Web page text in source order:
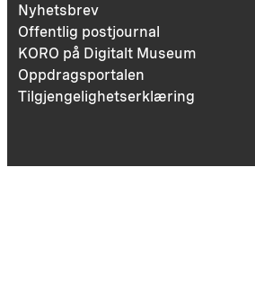
Nyhetsbrev
Offentlig postjournal
KORO på Digitalt Museum
Oppdragsportalen
Tilgjengelighetserklæring